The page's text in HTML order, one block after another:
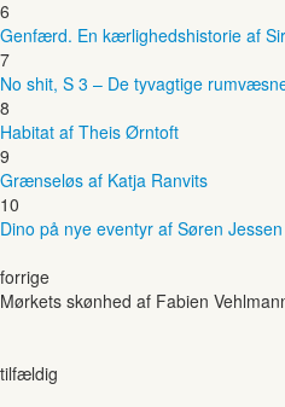
6
Genfærd. En kærlighedshistorie af
7
No shit, S 3 – De tyvagtige
8
Habitat af Theis Ørntoft
9
Grænseløs af Katja Ranvits
10
Dino på nye eventyr af Søren Jessen
forrige
Mørkets skønhed af Fabien
tilfældig